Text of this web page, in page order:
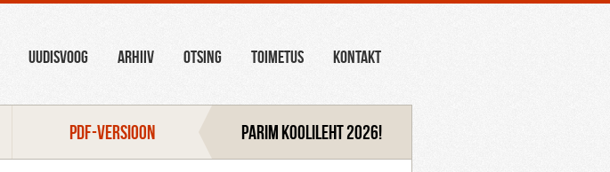
UUDISVOOG ARHIIV OTSING TOIMETUS KONTAKT
PDF-VERSIOON Parim koolileht 2026!